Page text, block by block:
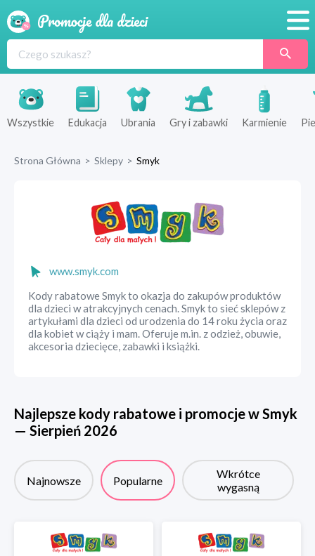
Produkty
Sklepy
Wszystkie Edukacja Ubrania Gry i zabawki Karmienie
Strona Główna > Sklepy > Smyk
www.smyk.com
Kody rabatowe Smyk to okazja do zakupów produktów
dla dzieci w atrakcyjnych cenach. Smyk to sieć sklepów z
artykułami dla dzieci od urodzenia do 14 roku życia oraz
dla kobiet w ciąży i mam. Oferuje m.in. z odzież, obuwie,
akcesoria dziecięce, zabawki i książki.
Najlepsze kody rabatowe i promocje wSmyk
— Sierpień 2026
Najnowsze Popularne
Wkrótce
wygasną